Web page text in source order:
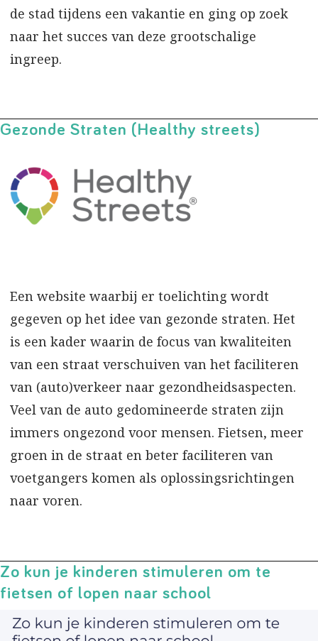
de stad tijdens een vakantie en ging op zoek
naar het succes van deze grootschalige
ingreep.
Gezonde Straten (Healthy streets)
Een website waarbij er toelichting wordt
gegeven op het idee van gezonde straten. Het
is een kader waarin de focus van kwaliteiten
van een straat verschuiven van het faciliteren
van (auto)verkeer naar gezondheidsaspecten.
Veel van de auto gedomineerde straten zijn
immers ongezond voor mensen. Fietsen, meer
groen in de straat en beter faciliteren van
voetgangers komen als oplossingsrichtingen
naar voren.
Zo kun je kinderen stimuleren om te
fietsen of lopen naar school